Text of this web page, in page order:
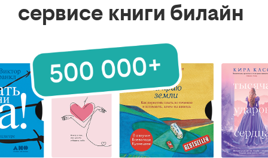
сервисе книги билайн